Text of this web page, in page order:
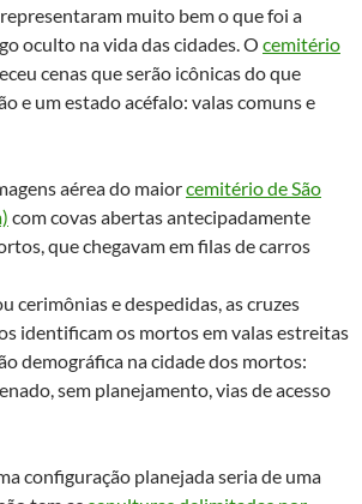
muito bem o que foi a
oculto na vida das cidades. O cemitério
cenas que serão icônicas do que
e um estado acéfalo: valas comuns e
aérea do maiorcemitério de São
com covas abertas antecipadamente
que chegavam em filas de carros
cerimônias e despedidas, as cruzes
identificam os mortos em valas estreitas
demográfica na cidade dos mortos:
sem planejamento, vias de acesso
configuração planejada seria de uma